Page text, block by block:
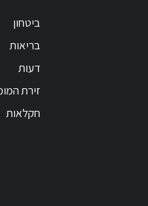
ביטחון
בריאות
דעות
זירת
חקלאות